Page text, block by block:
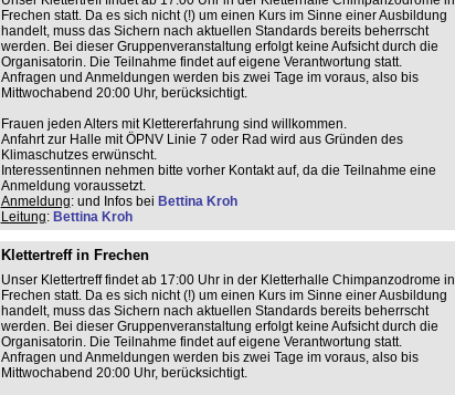
Frechen statt. Da es sich nicht (!) um einen Kurs im Sinne einer Ausbildung
handelt, muss das Sichern nach aktuellen Standards bereits beherrscht
werden. Bei dieser Gruppenveranstaltung erfolgt keine Aufsicht durch die
Organisatorin. Die Teilnahme findet auf eigene Verantwortung statt.
Anfragen und Anmeldungen werden bis zwei Tage im voraus, also bis
Mittwochabend 20:00 Uhr, berücksichtigt.
Frauen jeden Alters mit Klettererfahrung sind willkommen.
Anfahrt zur Halle mit ÖPNV Linie 7 oder Rad wird aus Gründen des
Klimaschutzes erwünscht.
Interessentinnen nehmen bitte vorher Kontakt auf, da die Teilnahme eine
Anmeldung voraussetzt.
Anmeldung: und Infos bei Bettina Kroh
Leitung: Bettina Kroh
Klettertreff in Frechen
Unser Klettertreff findet ab 17:00 Uhr in der Kletterhalle Chimpanzodrome in
Frechen statt. Da es sich nicht (!) um einen Kurs im Sinne einer Ausbildung
handelt, muss das Sichern nach aktuellen Standards bereits beherrscht
werden. Bei dieser Gruppenveranstaltung erfolgt keine Aufsicht durch die
Organisatorin. Die Teilnahme findet auf eigene Verantwortung statt.
Anfragen und Anmeldungen werden bis zwei Tage im voraus, also bis
Mittwochabend 20:00 Uhr, berücksichtigt.